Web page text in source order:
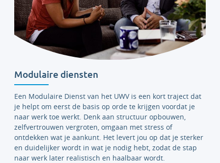
Modulaire diensten
Een Modulaire Dienst van het UWV is een kort traject dat
je helpt om eerst de basis op orde te krijgen voordat je
naar werk toe werkt. Denk aan structuur opbouwen,
zelfvertrouwen vergroten, omgaan met stress of
ontdekken wat je aankunt. Het levert jou op dat je sterker
en duidelijker wordt in wat je nodig hebt, zodat de stap
naar werk later realistisch en haalbaar wordt.